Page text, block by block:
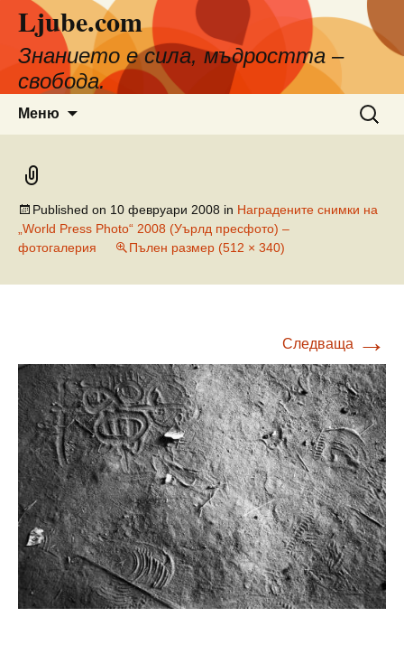
съдържанието
Ljube.com
Знанието е сила, мъдростта –
свобода.
Меню
за:
Published on 10 февруари 2008 in Наградените снимки на
„World Press Photo“ 2008 (Уърлд пресфото) –
фотогалерия
Пълен размер (512 × 340)
Следваща →